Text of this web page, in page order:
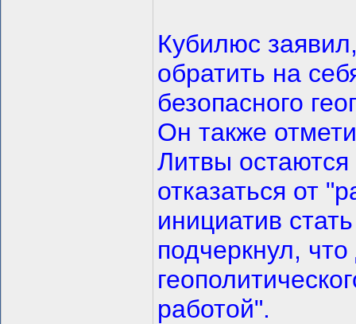
Кубилюс
обратить на
безопасного
Он также
Литвы
отказаться от
инициатив
подчеркнул, что
работой".